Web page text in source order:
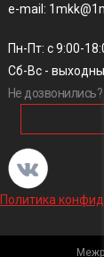
e-mail:
Пн-Пт: с 9:00-
Сб-Вс -
Не дозвонились?
Политика